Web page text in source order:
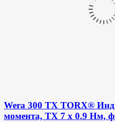
Wera 300 TX TORX®
момента, TX 7 x 0.9 Нм,